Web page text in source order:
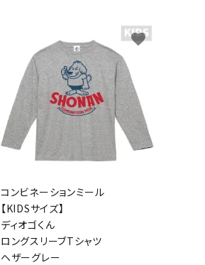
コンビネーションミール
【KIDSサイズ】
ディオゴくん
ロングスリーブTシャツ
ヘザーグレー
favorite